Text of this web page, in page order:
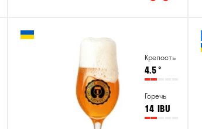
Крепость
4.5°
Горечь
14 IBU